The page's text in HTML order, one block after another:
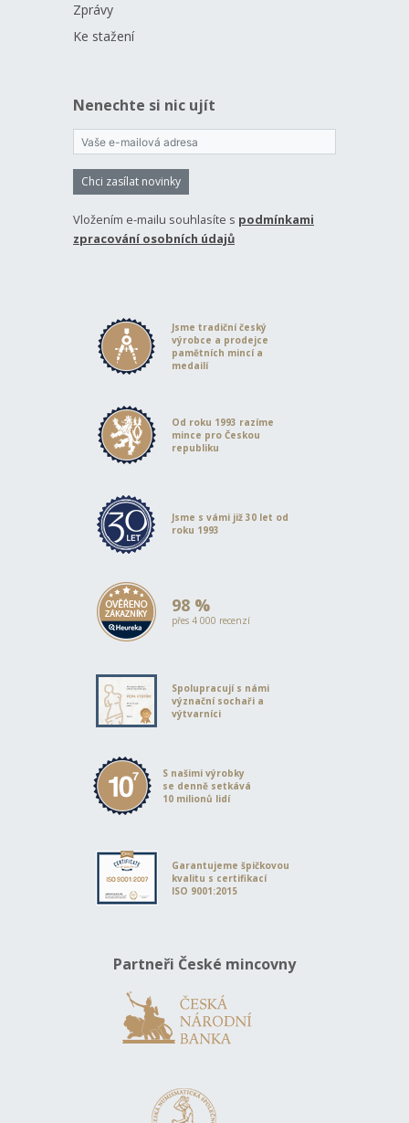
Zprávy
Ke stažení
Nenechte si nic ujít
Chci zasílat novinky
Vložením e-mailu souhlasíte s podmínkami
zpracování osobních údajů
Jsme tradiční český
výrobce a prodejce
pamětních mincí a
medailí
Od roku 1993 razíme
mince pro Českou
republiku
Jsme s vámi již 30 let od
roku 1993
98 %
přes 4 000 recenzí
Spolupracují s námi
význační sochaři a
výtvarníci
S našimi výrobky
se denně setkává
10 milionů lidí
Garantujeme špičkovou
kvalitu s certifikací
ISO 9001:2015
Partneři České mincovny